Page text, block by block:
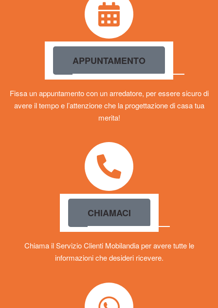
APPUNTAMENTO
Fissa un appuntamento con un arredatore, per essere sicuro di
avere il tempo e l’attenzione che la progettazione di casa tua
merita!
CHIAMACI
Chiama il Servizio Clienti Mobilandia per avere tutte le
informazioni che desideri ricevere.